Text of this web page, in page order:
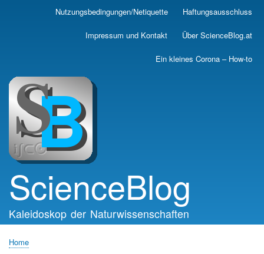
Skip
main
Nutzungsbedingungen/Netiquette Haftungsausschluss
Impressum und Kontakt Über ScienceBlog.at
Ein kleines Corona – How-to
ScienceBlog
Kaleidoskop der Naturwissenschaften
Home